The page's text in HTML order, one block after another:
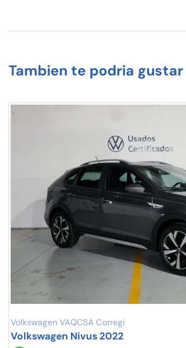
Tambien te podria gustar
Volkswagen VAQCSA Corregi
Volkswagen Nivus 2022